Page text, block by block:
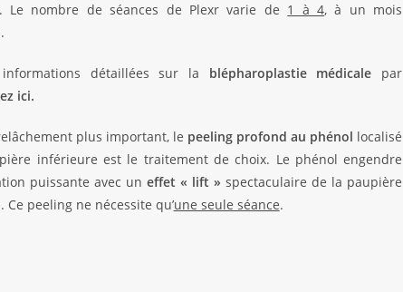
Le nombre de séances de Plexr varie de 1 à 4, à un mois
détaillées sur la blépharoplastie médicale par
ici.
plus important, le peeling profond au phénol localisé
inférieure est le traitement de choix. Le phénol engendre
puissante avec un effet « lift » spectaculaire de la paupière
Ce peeling ne nécessite qu’une seule séance.